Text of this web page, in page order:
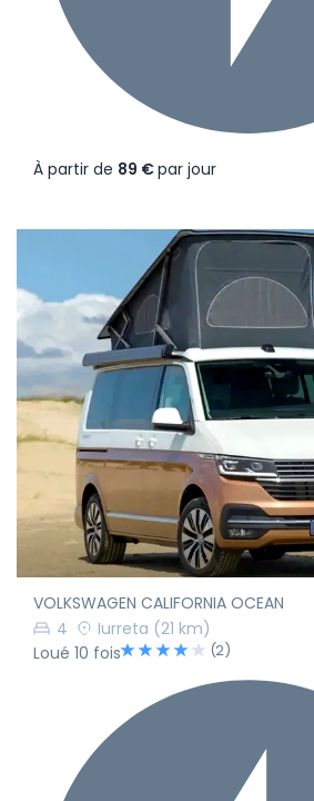
À partir de 89 €par jour
VOLKSWAGEN CALIFORNIA OCEAN
4
Iurreta (21 km)
Loué 10 fois
(2)